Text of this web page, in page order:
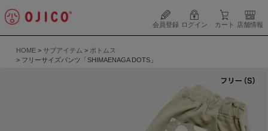
会員登録 ログイン カート 店舗情報
HOME サブアイテム
ボトムス
フリーサイズパンツ「SHIMAENAGA DOTS」